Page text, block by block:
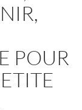
POUR